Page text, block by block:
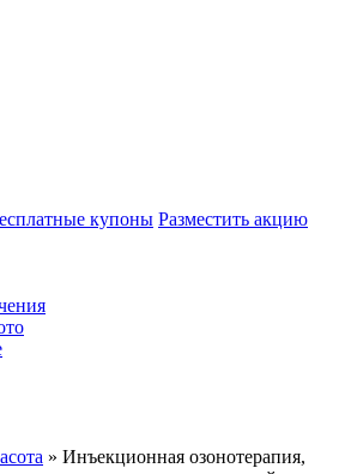
купоны Разместить акцию
» Инъекционная озонотерапия,